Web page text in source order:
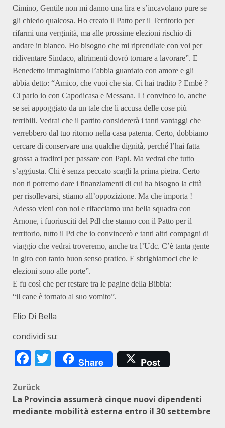
Cimino, Gentile non mi danno una lira e s’incavolano pure se
gli chiedo qualcosa. Ho creato il Patto per il Territorio per
rifarmi una verginità, ma alle prossime elezioni rischio di
andare in bianco. Ho bisogno che mi riprendiate con voi per
ridiventare Sindaco, altrimenti dovrò tornare a lavorare”. E
Benedetto immaginiamo l’abbia guardato con amore e gli
abbia detto: “Amico, che vuoi che sia. Ci hai tradito ? Embè ?
Ci parlo io con Capodicasa e Messana. Li convinco io, anche
se sei appoggiato da un tale che li accusa delle cose più
terribili. Vedrai che il partito considererà i tanti vantaggi che
verrebbero dal tuo ritorno nella casa paterna. Certo, dobbiamo
cercare di conservare una qualche dignità, perché l’hai fatta
grossa a tradirci per passare con Papi. Ma vedrai che tutto
s’aggiusta. Chi è senza peccato scagli la prima pietra. Certo
non ti potremo dare i finanziamenti di cui ha bisogno la città
per risollevarsi, stiamo all’oppozizione. Ma che importa !
Adesso vieni con noi e rifacciamo una bella squadra con
Arnone, i fuoriusciti del Pdl che stanno con il Patto per il
territorio, tutto il Pd che io convincerò e tanti altri compagni di
viaggio che vedrai troveremo, anche tra l’Udc. C’è tanta gente
in giro con tanto buon senso pratico. E sbrighiamoci che le
elezioni sono alle porte”.
E fu così che per restare tra le pagine della Bibbia:
“il cane è tornato al suo vomito”.
Elio Di Bella
condividi su:
Facebook
Twitter
Share Post
Beitragsnavigation
Zurück
La Provincia assumerà cinque nuovi dipendenti
mediante mobilità esterna entro il 30 settembre